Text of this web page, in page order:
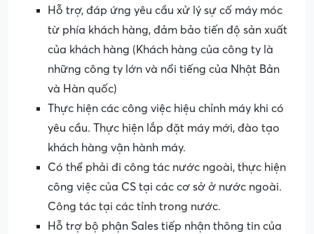
Hỗ trợ, đáp ứng yêu cầu xử lý sự cố máy móc
từ phía khách hàng, đảm bảo tiến độ sản xuất
của khách hàng (Khách hàng của công ty là
những công ty lớn và nổi tiếng của Nhật Bản
và Hàn quốc)
Thực hiện các công việc hiệu chỉnh máy khi có
yêu cầu. Thực hiện lắp đặt máy mới, đào tạo
khách hàng vận hành máy.
Có thể phải đi công tác nước ngoài, thực hiện
công việc của CS tại các cơ sở ở nước ngoài.
Công tác tại các tỉnh trong nước.
Hỗ trợ bộ phận Sales tiếp nhận thông tin của